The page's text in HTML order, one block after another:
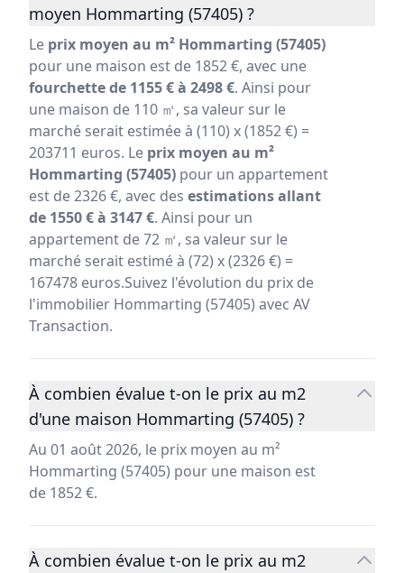
moyen Hommarting (57405) ?
Le prix moyen au m² Hommarting (57405)
pour une maison est de 1852 €, avec une
fourchette de 1155 € à 2498 €. Ainsi pour
une maison de 110 ㎡, sa valeur sur le
marché serait estimée à (110) x (1852 €) =
203711 euros. Le prix moyen au m²
Hommarting (57405) pour un appartement
est de 2326 €, avec des estimations allant
de 1550 € à 3147 €. Ainsi pour un
appartement de 72 ㎡, sa valeur sur le
marché serait estimé à (72) x (2326 €) =
167478 euros.Suivez l'évolution du prix de
l'immobilier Hommarting (57405) avec AV
Transaction.
À combien évalue t-on le prix au m2
d'une maison Hommarting (57405) ?
Au 01 août 2026, le prix moyen au m²
Hommarting (57405) pour une maison est
de 1852 €.
À combien évalue t-on le prix au m2